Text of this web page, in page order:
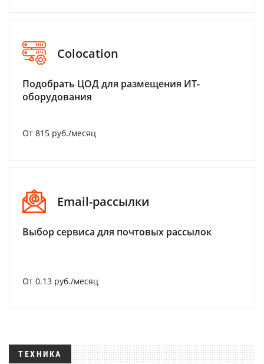
Colocation
Подобрать ЦОД для размещения ИТ-
оборудования
От 815 руб./месяц
Email-рассылки
Выбор сервиса для почтовых рассылок
От 0.13 руб./месяц
ТЕХНИКА